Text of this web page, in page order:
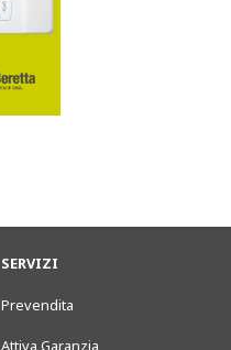
SERVIZI
Prevendita
Attiva Garanzia